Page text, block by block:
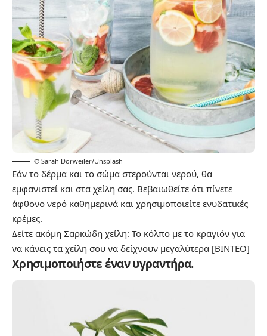
© Sarah Dorweiler/Unsplash
Εάν το δέρμα και το σώμα στερούνται νερού, θα
εμφανιστεί και στα χείλη σας. Βεβαιωθείτε ότι πίνετε
άφθονο νερό καθημερινά και χρησιμοποιείτε ενυδατικές
κρέμες.
Δείτε ακόμη Σαρκώδη χείλη: Το κόλπο με το κραγιόν για
να κάνεις τα χείλη σου να δείχνουν μεγαλύτερα [BINTEO]
Χρησιμοποιήστε έναν υγραντήρα.